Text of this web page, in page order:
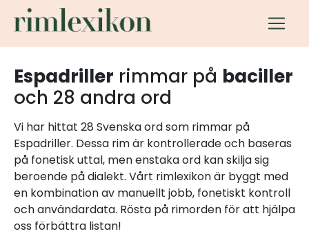
Espadriller rimmar på baciller
och 28 andra ord
Vi har hittat 28 Svenska ord som rimmar på
Espadriller. Dessa rim är kontrollerade och baseras
på fonetisk uttal, men enstaka ord kan skilja sig
beroende på dialekt. Vårt rimlexikon är byggt med
en kombination av manuellt jobb, fonetiskt kontroll
och användardata. Rösta på rimorden för att hjälpa
oss förbättra listan!